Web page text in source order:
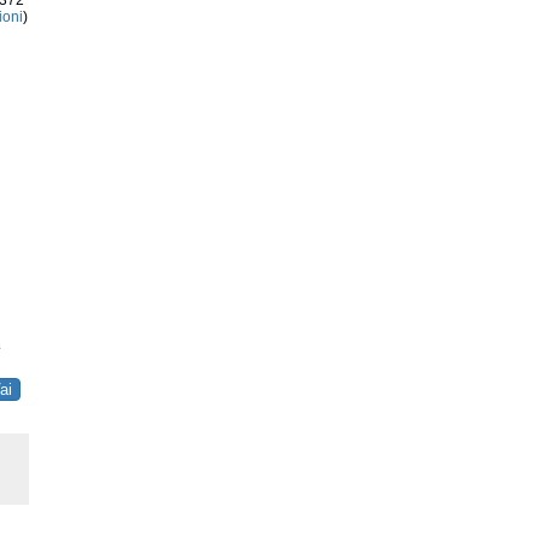
)